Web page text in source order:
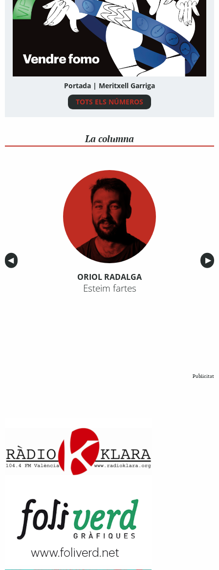
Portada | Meritxell Garriga
TOTS ELS NÚMEROS
La columna
Anterior
◀︎ ▶︎
ORIOL RADALGA
Esteim fartes
Publicitat